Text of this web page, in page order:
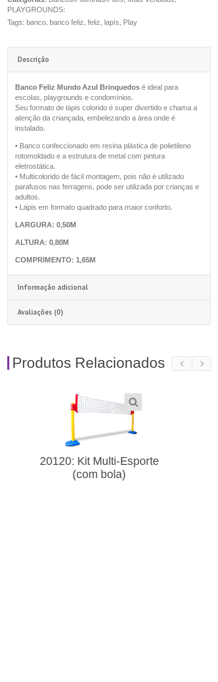
PLAYGROUNDS:
Tags: banco, banco feliz, feliz, lapís, Play
Descrição
Banco Feliz Mundo Azul Brinquedos é ideal para
escolas, playgrounds e condomínios.
Seu formato de lápis colorido é super divertido e chama a
atenção da criançada, embelezando a área onde é
instalado.
• Banco confeccionado em resina plástica de polietileno
rotomoldado e a estrutura de metal com pintura
eletrostática.
• Multicolorido de fácil montagem, pois não é utilizado
parafusos nas ferragens, pode ser utilizada por crianças e
adultos.
• Lápis em formato quadrado para maior conforto.
LARGURA: 0,50M
ALTURA: 0,80M
COMPRIMENTO: 1,65M
Informação adicional
Avaliações (0)
Produtos Relacionados